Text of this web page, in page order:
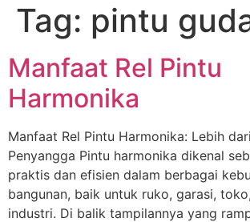
Tag: pintu
Manfaat Rel Pintu
Harmonika
Manfaat Rel Pintu Harmonika: Lebih
Penyangga Pintu harmonika dikenal
praktis dan efisien dalam berbagai
bangunan, baik untuk ruko, garasi,
industri. Di balik tampilannya yang